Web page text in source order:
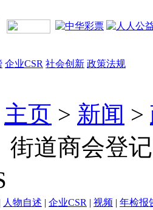
企业CSR 社会创新 政策法规
主页 > 新闻 >
街道商会登
人物自述 | 企业CSR | 视频 | 年检报